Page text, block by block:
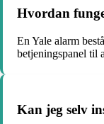
Hvordan
En Yale alarm
betjeningspanel til
Kan jeg selv